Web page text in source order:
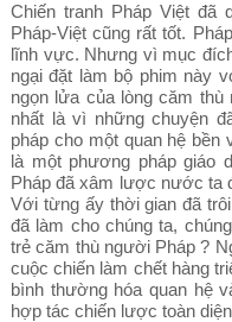
Chiến tranh Pháp Việt đã
Pháp-Việt cũng rất tốt.
lĩnh vực. Nhưng vì mục
ngại đặt làm bộ phim này
ngọn lửa của lòng căm
nhất là vì những chuyện
pháp cho một quan hệ
là một phương pháp giáo
Pháp đã xâm lược nước ta
Với từng ấy thời gian đã
đã làm cho chúng ta,
trẻ căm thù người Pháp ?
cuộc chiến làm chết hàng
bình thường hóa quan hệ
hợp tác chiến lược toàn